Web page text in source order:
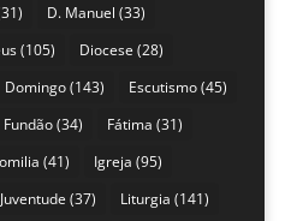
D. Manuel (33)
(105) Diocese (28)
Domingo(143) Escutismo(45)
Fundão(34) Fátima (31)
(41) Igreja (95)
Juventude (37) Liturgia (141)